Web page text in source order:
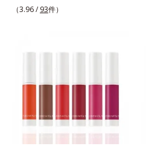
1/10000サイズのマイクロカバー成
タつきレスに。さらに毛穴周りの肌
脂を感知するとギュッと固まる膜を
採用。ファンデーションのくずれや
毛穴落ちを防ぎ、キレイが長持ちし
（3.96 / 93件）